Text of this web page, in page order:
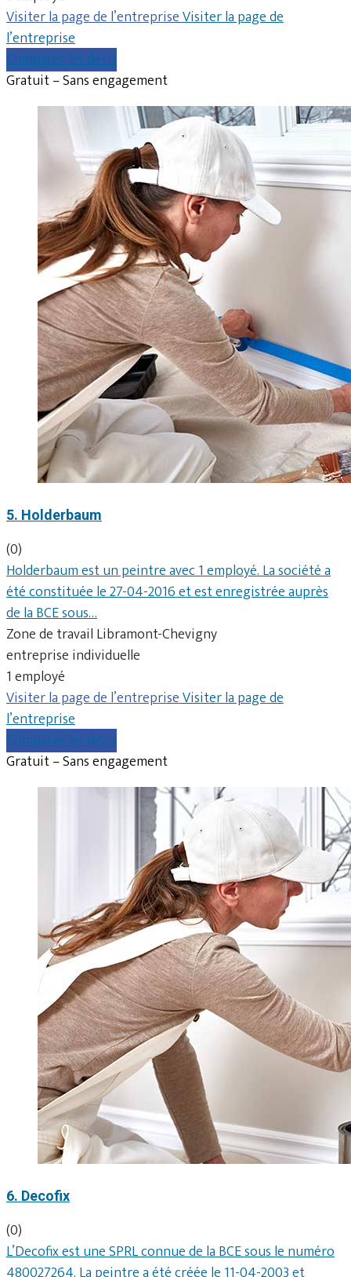
Visiter la page de l’entrepriseVisiter la page de
l’entreprise
Comparer les devis
Gratuit – Sans engagement
5. Holderbaum
(0)
Holderbaum est un peintre avec 1 employé. La société a
été constituée le 27-04-2016 et est enregistrée auprès
de la BCE sous…
Zone de travail Libramont-Chevigny
entreprise individuelle
1 employé
Visiter la page de l’entrepriseVisiter la page de
l’entreprise
Comparer les devis
Gratuit – Sans engagement
6. Decofix
(0)
L’Decofix est une SPRL connue de la BCE sous le numéro